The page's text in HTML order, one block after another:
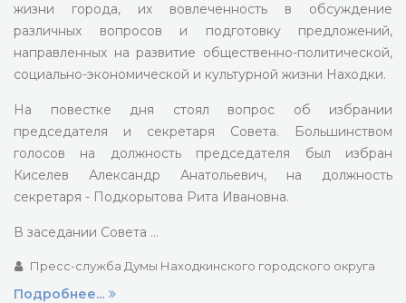
жизни города, их вовлеченность в обсуждение
различных вопросов и подготовку предложений,
направленных на развитие общественно-политической,
социально-экономической и культурной жизни Находки.
На повестке дня стоял вопрос об избрании
председателя и секретаря Совета. Большинством
голосов на должность председателя был избран
Киселев Александр Анатольевич, на должность
секретаря - Подкорытова Рита Ивановна.
В заседании Совета …
Пресс-служба Думы Находкинского городского округа
Подробнее...